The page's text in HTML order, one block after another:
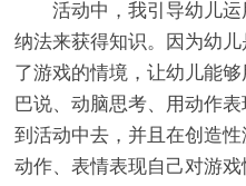
活动中，我引导幼儿
纳法来获得知识。因为幼
了游戏的情境，让幼儿能
巴说、动脑思考、用动作
到活动中去，并且在创造
动作、表情表现自己对游